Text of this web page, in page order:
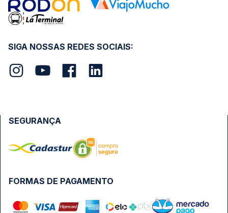
SIGA NOSSAS REDES SOCIAIS:
FORMAS DE PAGAMENTO
SEGURANÇA